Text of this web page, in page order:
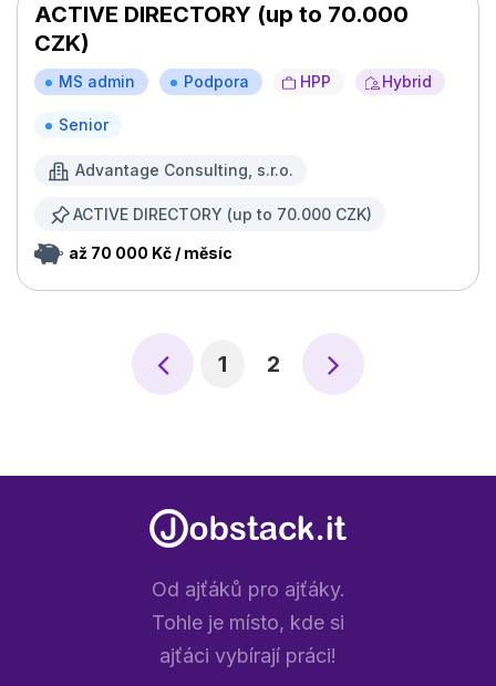
ACTIVE DIRECTORY (up to 70.000
CZK)
MS admin Podpora HPP Hybrid
Senior
Advantage Consulting, s.r.o.
ACTIVE DIRECTORY (up to 70.000 CZK)
až 70 000 Kč / měsíc
1 2
Od ajťáků pro ajťáky.
Tohle je místo, kde si
ajťáci vybírají práci!